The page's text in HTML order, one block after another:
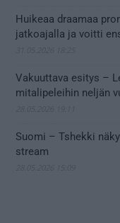
Huikeaa draamaa
jatkoajalla ja voitti
Vakuuttava esitys –
mitalipeleihin neljän
Suomi – Tshekki
stream